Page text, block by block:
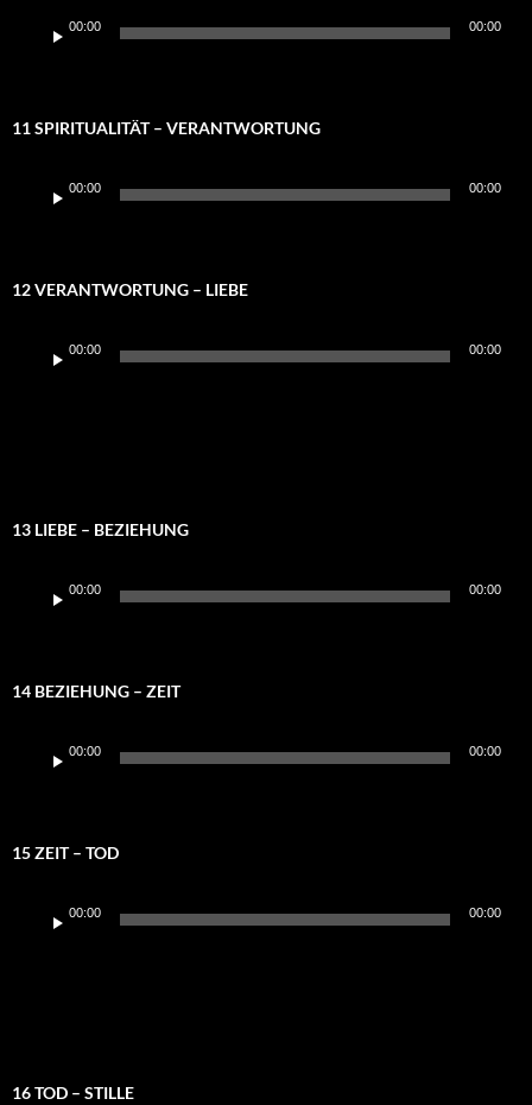
Player
00:00 00:00
11 SPIRITUALITÄT – VERANTWORTUNG
Player
00:00 00:00
12 VERANTWORTUNG – LIEBE
Player
00:00 00:00
13 LIEBE – BEZIEHUNG
Player
00:00 00:00
14 BEZIEHUNG – ZEIT
Player
00:00 00:00
15 ZEIT – TOD
Player
00:00 00:00
16 TOD – STILLE